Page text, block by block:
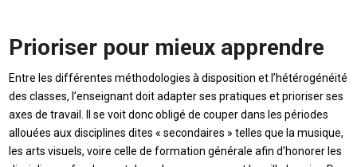
Prioriser pour mieux apprendre
Entre les différentes méthodologies à disposition et l’hétérogénéité
des classes, l’enseignant doit adapter ses pratiques et prioriser ses
axes de travail. Il se voit donc obligé de couper dans les périodes
allouées aux disciplines dites « secondaires » telles que la musique,
les arts visuels, voire celle de formation générale afin d’honorer les